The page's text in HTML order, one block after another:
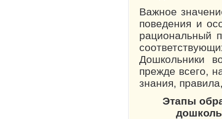
Важное
поведения и
рациональный
Дошкольники
прежде всего,
знания,
Этапы